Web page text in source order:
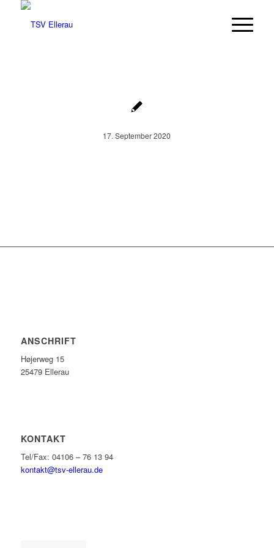
17. September 2020
ANSCHRIFT
Højerweg 15
25479 Ellerau
KONTAKT
Tel/Fax: 04106 – 76 13 94
kontakt@tsv-ellerau.de